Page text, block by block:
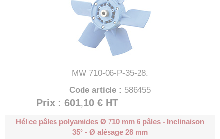
MW 710-06-P-35-28.
Code article : 586455
Prix : 601,10 € HT
Hélice pâles polyamides Ø 710 mm 6 pâles - Inclinaison
35° - Ø alésage 28 mm